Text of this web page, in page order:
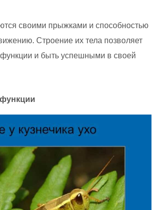
своими прыжками и способностью
Строение их тела позволяет
и быть успешными в своей